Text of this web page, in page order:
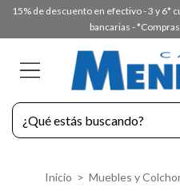
15% de descuento en efectivo - 3 y 6*
bancarias -
Inicio > Muebles y